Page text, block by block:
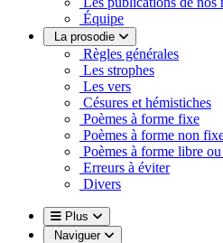
Équipe
La prosodie
Règles générales
Les strophes
Les vers
Césures et hémistiches
Poèmes à forme fixe
Poèmes à forme non
Poèmes à forme libre
Erreurs à éviter
Divers
Plus
Naviguer